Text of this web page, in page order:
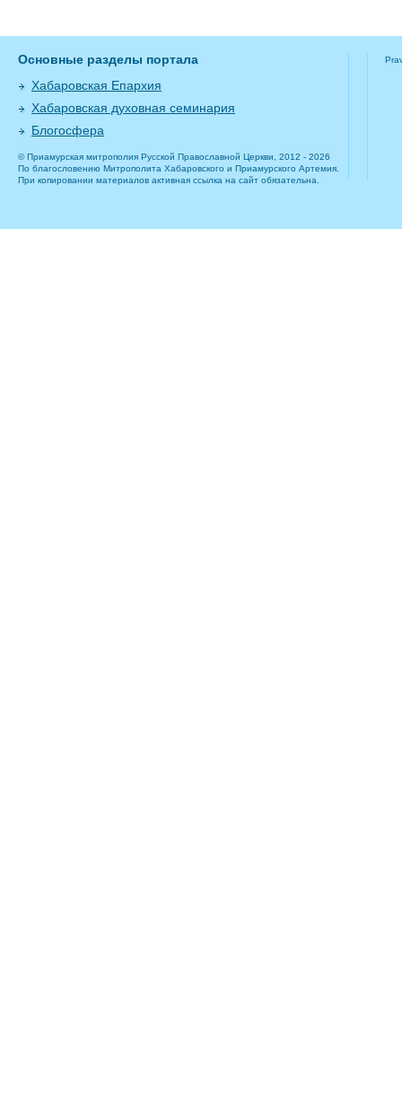
Основные разделы портала
Хабаровская Епархия
Хабаровская духовная семинария
Блогосфера
© Приамурская митрополия Русской Православной Церкви, 2012 - 2026
По благословению Митрополита Хабаровского и Приамурского Артемия.
При копировании материалов активная ссылка на сайт обязательна.